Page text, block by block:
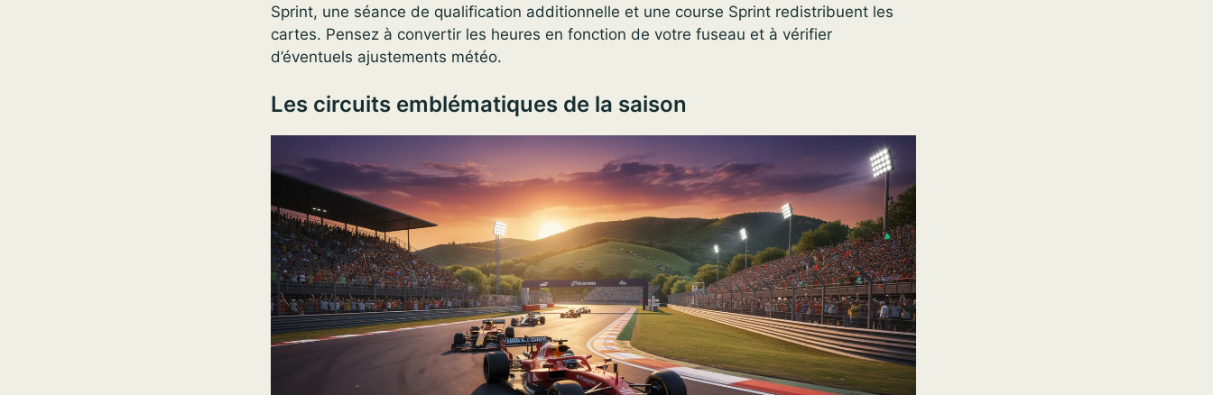
Sprint, une séance de qualification additionnelle et une course Sprint redistribuent les
cartes. Pensez à convertir les heures en fonction de votre fuseau et à vérifier
d’éventuels ajustements météo.
Les circuits emblématiques de la saison